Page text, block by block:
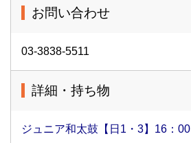
お問い合わせ
03-3838-5511
詳細・持ち物
ジュニア和太鼓【日1・3】16：00